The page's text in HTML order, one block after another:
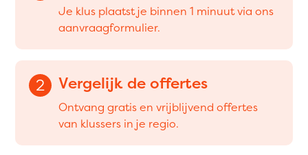
Je klus plaatst je binnen 1 minuut via ons
aanvraagformulier.
2 Vergelijk de offertes
Ontvang gratis en vrijblijvend offertes
van klussers in je regio.